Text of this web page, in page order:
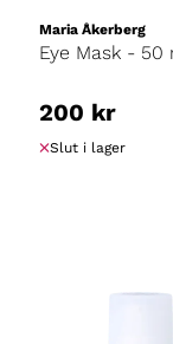
Maria Åkerberg
Eye Mask - 50
200 kr
Slut i lager